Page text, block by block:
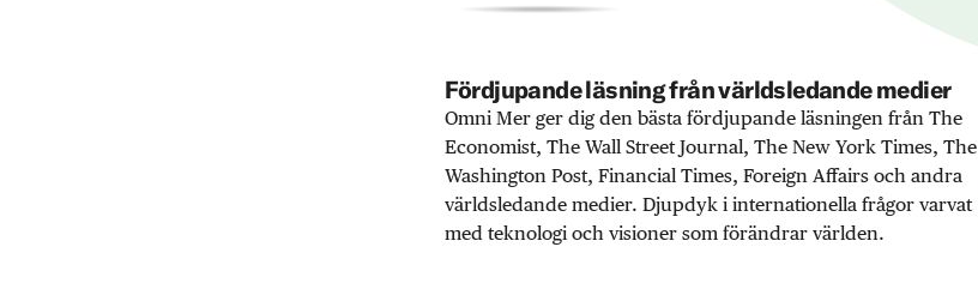
Fördjupande läsning från världsledande medier
Omni Mer ger dig den bästa fördjupande läsningen från The
Economist, The Wall Street Journal, The New York Times, The
Washington Post, Financial Times, Foreign Affairs och andra
världsledande medier. Djupdyk i internationella frågor varvat
med teknologi och visioner som förändrar världen.